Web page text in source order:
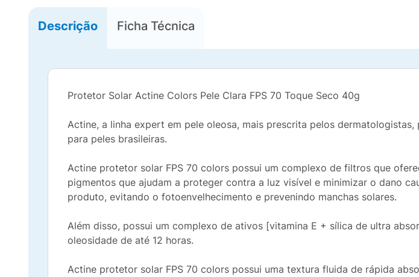
Descrição Ficha Técnica
Protetor Solar Actine Colors Pele Clara FPS 70 Toque Seco 40g
Actine, a linha expert em pele oleosa, mais prescrita pelos
para peles brasileiras.
Actine protetor solar FPS 70 colors possui um complexo de filtros que
pigmentos que ajudam a proteger contra a luz visível e minimizar o dano
produto, evitando o fotoenvelhecimento e prevenindo manchas solares.
Além disso, possui um complexo de ativos [vitamina E + sílica de ultra
oleosidade de até 12 horas.
Actine protetor solar FPS 70 colors possui uma textura fluida de rápida